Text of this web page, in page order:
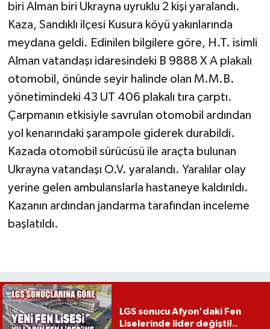
biri Alman biri Ukrayna uyruklu 2 kişi yaralandı.
Kaza, Sandıklı ilçesi Kusura köyü yakınlarında
meydana geldi. Edinilen bilgilere göre, H.T. isimli
Alman vatandaşı idaresindeki B 9888 X A plakalı
otomobil, önünde seyir halinde olan M.M.B.
yönetimindeki 43 UT 406 plakalı tıra çarptı.
Çarpmanın etkisiyle savrulan otomobil ardından
yol kenarındaki şarampole giderek durabildi.
Kazada otomobil sürücüsü ile araçta bulunan
Ukrayna vatandaşı O.V. yaralandı. Yaralılar olay
yerine gelen ambulanslarla hastaneye kaldırıldı.
Kazanın ardından jandarma tarafından inceleme
başlatıldı.
LGS sonucu Afyon'daki Fen
Liselerinde lider değişti!..